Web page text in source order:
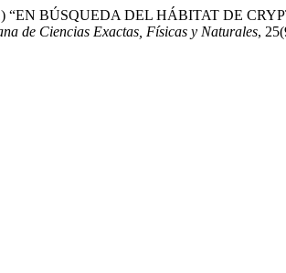
“EN BÚSQUEDA DEL HÁBITAT DE
de Ciencias Exactas, Físicas y Naturales,